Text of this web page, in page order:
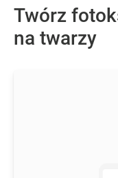
Twórz
na twarzy